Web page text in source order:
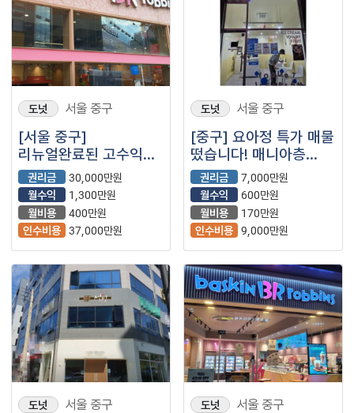
도넛 서울 중구
[서울 중구]
리뉴얼완료된 고수익
풀오토 가능한
베스킨라빈스 매장을
소개합니다.
권리금
30,000만원
월수익
1,300만원
월비용
400만원
인수비용 37,000만원
도넛 서울 중구
[중구] 요아정 특가 매물
떴습니다! 매니아층
탄탄해 매출잘나오는
요아정
권리금
7,000만원
월수익
600만원
월비용
170만원
인수비용 9,000만원
도넛 서울 중구 도넛 서울 중구